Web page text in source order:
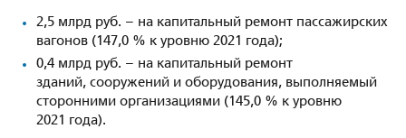
2,5 млрд руб. – на капитальный ремонт пассажирских
вагонов (147,0 % к уровню 2021 года);
0,4 млрд руб. – на капитальный ремонт
зданий, сооружений и оборудования, выполняемый
сторонними организациями (145,0 % к уровню
2021 года).